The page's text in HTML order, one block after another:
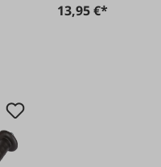
13,95 €*